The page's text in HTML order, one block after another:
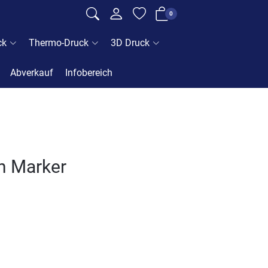
0
Thermo-Druck 3D Druck
Abverkauf Infobereich
Marker